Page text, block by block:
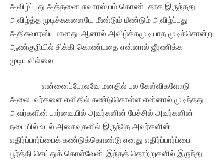
அவிழ்ப்பது அத்தனை சுவாரஸ்யம் கொண்டதாக இருந்தது.
அவிழ்த்த முடிச்சுகளையே மீண்டும் மீண்டும் அவிழ்ப்பது
அதிசுவாரஸ்யமானது. ஆனால் அவிழ்க்கமுடியாத முடிச்சொன்று
ஆண்குறியில் சிக்கி கொண்டதை என்னால் ஜீரணிக்க
முடியவில்லை.
என்னைப்போலவே மனதில் பல கேள்விகளோடு
அலைபவர்களை எளிதில் கண்டுகொள்ள என்னால் முடிந்தது.
அவர்களின் பார்வையில் அவர்களின் பேச்சில் அவர்களின்
நடையில் உடல் அசைவுகளில் இருந்தே அவர்களின்
எதிர்ப்பார்ப்பைக் கண்டுக்கொண்டு எனது எதிர்ப்பார்ப்பை
பூர்த்தி செய்துக் கொள்வேன். இந்தத் தொற்றுகளில் இருந்து